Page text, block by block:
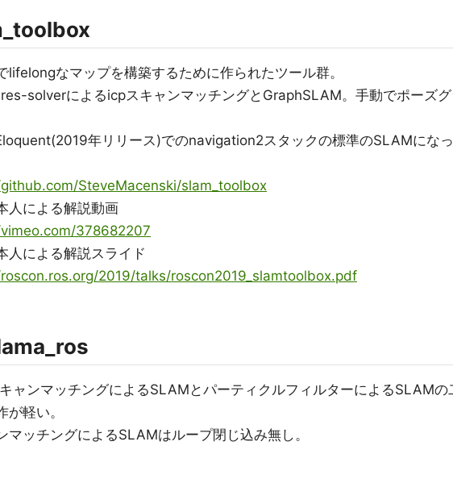
lifelongなマップを構築するために作られたツール群。
solverによるicpスキャンマッチングとGraphSLAM。手動でポーズ
年リリース)でのnavigation2スタックの標準のSLAMになっ
SteveMacenski/slam_toolbox
人による解説動画
378682207
人による解説スライド
2019/talks/roscon2019_slamtoolbox.pdf
ャンマッチングによるSLAMとパーティクルフィルターによるSLAMの
が軽い。
マッチングによるSLAMはループ閉じ込み無し。